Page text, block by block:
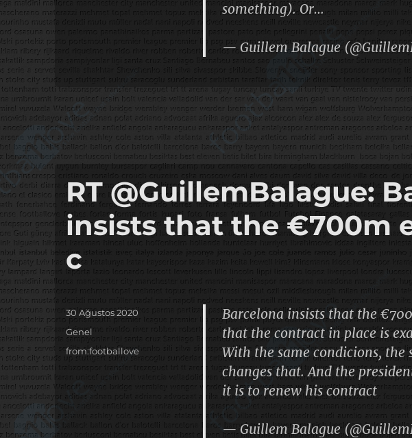
something). Or…
— Guillem Balague
RT @GuillemBalague:
insists that the €700m
c
Barcelona insists that the
that the contract in place is
With the same condicions, the
changes that. And the
it is to renew his contract
— Guillem Balague
Yayın
tarihi
30 Ağustos 2020
Kategoriler
Genel
Etiketler
from:footballove